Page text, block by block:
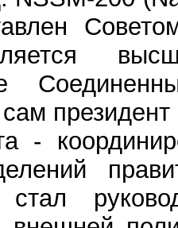
-
стал